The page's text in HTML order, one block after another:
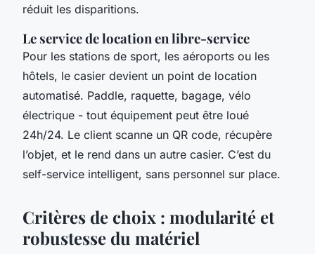
réduit les disparitions.
Le service de location en libre-service
Pour les stations de sport, les aéroports ou les
hôtels, le casier devient un point de location
automatisé. Paddle, raquette, bagage, vélo
électrique - tout équipement peut être loué
24h/24. Le client scanne un QR code, récupère
l’objet, et le rend dans un autre casier. C’est du
self-service intelligent, sans personnel sur place.
Critères de choix : modularité et
robustesse du matériel